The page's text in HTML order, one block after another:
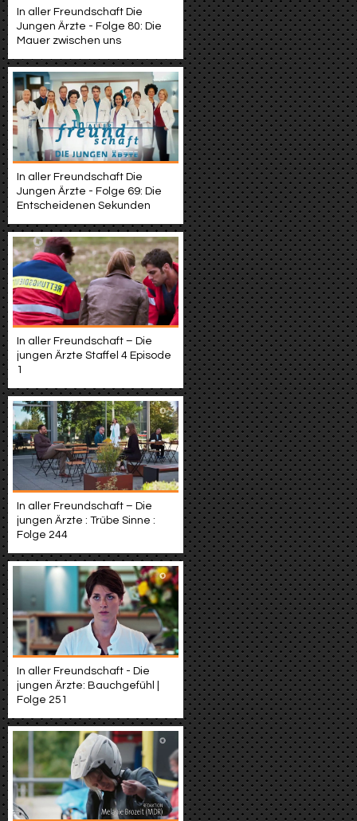
In aller Freundschaft Die
Jungen Ärzte - Folge 80: Die
Mauer zwischen uns
In aller Freundschaft Die
Jungen Ärzte - Folge 69: Die
Entscheidenen Sekunden
In aller Freundschaft – Die
jungen Ärzte Staffel 4 Episode
1
In aller Freundschaft – Die
jungen Ärzte : Trübe Sinne :
Folge 244
In aller Freundschaft - Die
jungen Ärzte: Bauchgefühl |
Folge 251